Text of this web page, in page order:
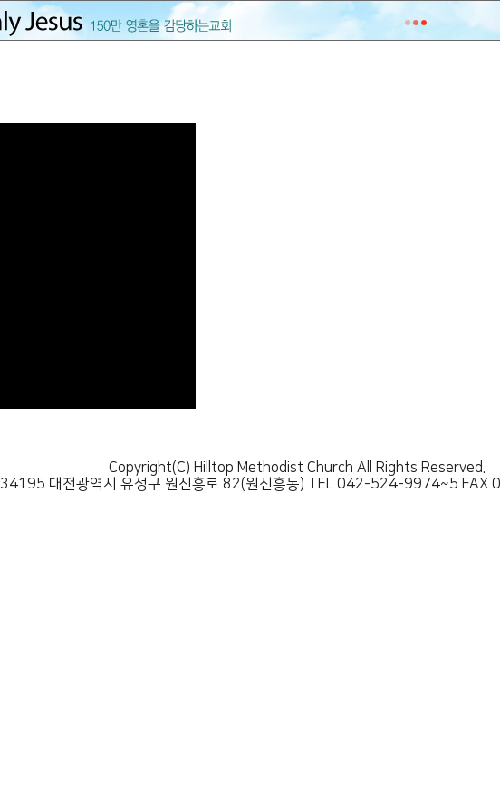
Copyright(C) Hilltop Methodist Church All Rights Reserved.
34195 대전광역시 유성구 원신흥로 82(원신흥동) TEL 042-524-9974~5